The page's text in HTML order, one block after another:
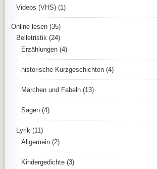
Videos (VHS) (1)
Online lesen (35)
Belletristik (24)
Erzählungen (4)
historische Kurzgeschichten (4)
Märchen und Fabeln (13)
Sagen (4)
Lyrik (11)
Allgemein (2)
Kindergedichte (3)